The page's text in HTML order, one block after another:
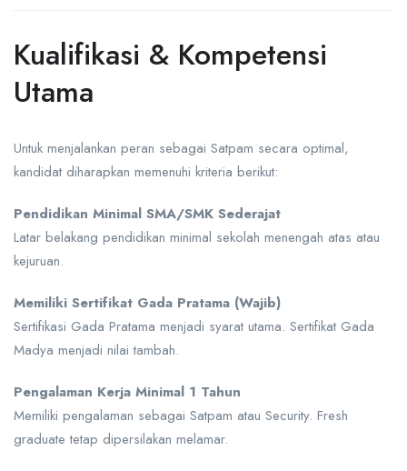
Kualifikasi & Kompetensi
Utama
Untuk menjalankan peran sebagai Satpam secara optimal,
kandidat diharapkan memenuhi kriteria berikut:
Pendidikan Minimal SMA/SMK Sederajat
Latar belakang pendidikan minimal sekolah menengah atas atau
kejuruan.
Memiliki Sertifikat Gada Pratama (Wajib)
Sertifikasi Gada Pratama menjadi syarat utama. Sertifikat Gada
Madya menjadi nilai tambah.
Pengalaman Kerja Minimal 1 Tahun
Memiliki pengalaman sebagai Satpam atau Security. Fresh
graduate tetap dipersilakan melamar.